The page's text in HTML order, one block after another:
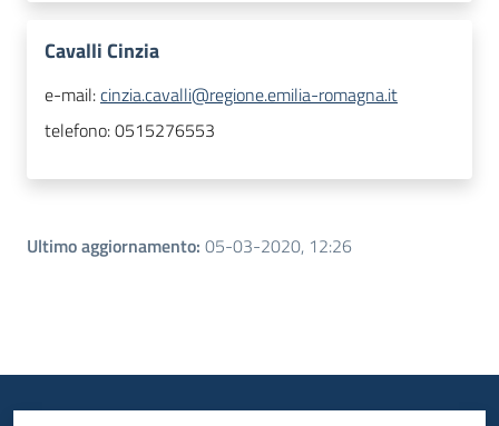
Cavalli Cinzia
e-mail:cinzia.cavalli@regione.emilia-romagna.it
telefono:0515276553
Ultimo aggiornamento: 05-03-2020, 12:26